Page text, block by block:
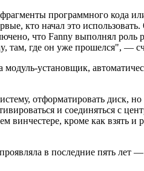
программного кода
кто начал это
что Fanny выполнял
там, где он уже прошелся", —
установщик,
отформатировать диск,
и соединяться с
винчестере, кроме как взять
в последние пять